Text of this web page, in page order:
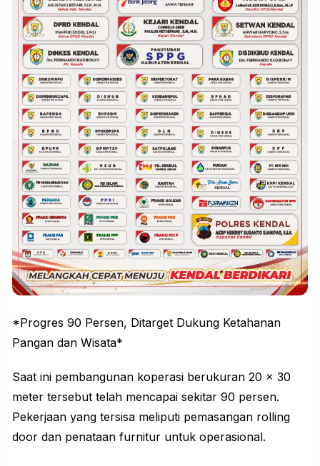
*Progres 90 Persen, Ditarget Dukung Ketahanan
Pangan dan Wisata*
Saat ini pembangunan koperasi berukuran 20 x 30
meter tersebut telah mencapai sekitar 90 persen.
Pekerjaan yang tersisa meliputi pemasangan rolling
door dan penataan furnitur untuk operasional.